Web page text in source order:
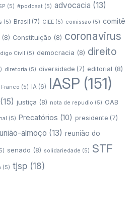
(5) #podcast(5) advocacia (13)
(5) Brasil (7) CIEE(5) comissao (5) comitê
(8) Constituição (8) coronavirus
Civil (5) democracia (8) direito
diretoria (5) diversidade (7) editorial (8)
(5) IA(6) IASP (151)
(15) justiça (8) nota de repudio (5) OAB
(5) Precatórios (10) presidente (7)
almoço (13) reunião do
senado (8) solidariedade (5) STF
(5) tjsp(18)